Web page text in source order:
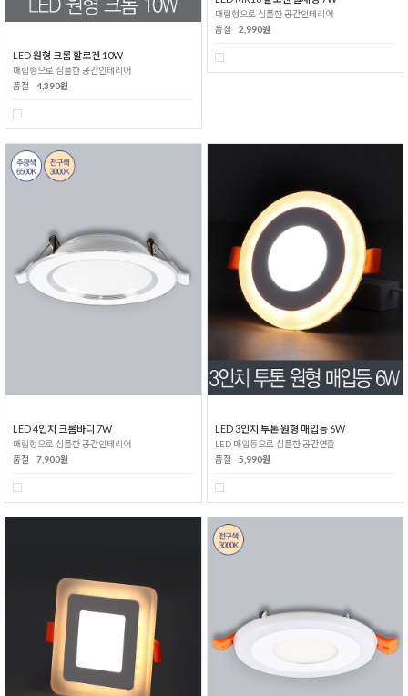
LED 원형 크롬 할로겐 10W
매립형으로 심플한 공간인테리어
품절
4,390원
매립형으로 심플한 공간인테리어
품절
2,990원
LED 4인치 크롬바디 7W
매립형으로 심플한 공간인테리어
품절
7,900원
LED 3인치 투톤 원형 매입등 6W
LED 매입등으로 심플한 공간연출
품절
5,990원